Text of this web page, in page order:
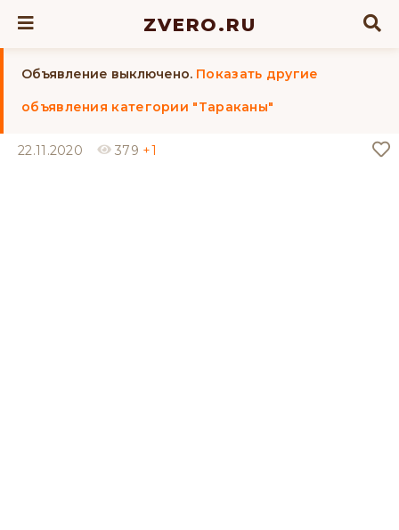
ZVERO.RU
Объявление выключено. Показать другие
объявления категории "Тараканы"
22.11.2020 379 +1